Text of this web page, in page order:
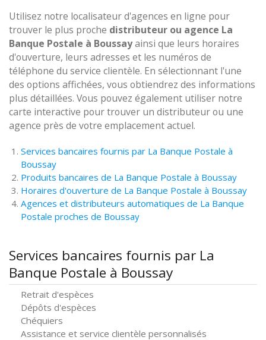
Utilisez notre localisateur d'agences en ligne pour
trouver le plus proche distributeur ou agence La
Banque Postale à Boussayainsi que leurs horaires
d'ouverture, leurs adresses et les numéros de
téléphone du service clientèle. En sélectionnant l'une
des options affichées, vous obtiendrez des informations
plus détaillées. Vous pouvez également utiliser notre
carte interactive pour trouver un distributeur ou une
agence près de votre emplacement actuel.
Services bancaires fournis par La Banque Postale à
Boussay
Produits bancaires de La Banque Postale à Boussay
Horaires d'ouverture de La Banque Postale à Boussay
Agences et distributeurs automatiques de La Banque
Postale proches de Boussay
Services bancaires fournis par La
Banque Postale à Boussay
Retrait d'espèces
Dépôts d'espèces
Chéquiers
Assistance et service clientèle personnalisés